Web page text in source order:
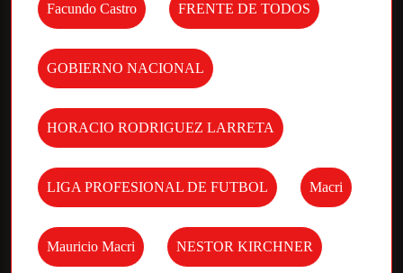
Facundo Castro FRENTE DE TODOS
GOBIERNO NACIONAL
HORACIO RODRIGUEZ LARRETA
LIGA PROFESIONAL DE FUTBOL Macri
Mauricio Macri NESTOR KIRCHNER